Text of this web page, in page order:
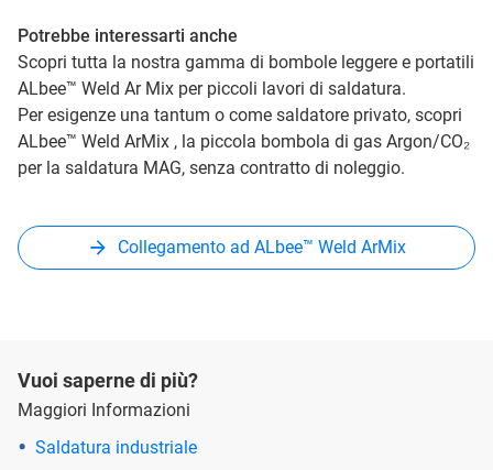
Potrebbe interessarti anche
Scopri tutta la nostra gamma di bombole leggere e portatili
ALbee™ Weld Ar Mix per piccoli lavori di saldatura.
Per esigenze una tantum o come saldatore privato, scopri
ALbee™ Weld ArMix , la piccola bombola di gas Argon/CO₂
per la saldatura MAG, senza contratto di noleggio.
Collegamento ad ALbee™ Weld ArMix
Vuoi saperne di più?
Maggiori Informazioni
Saldatura industriale